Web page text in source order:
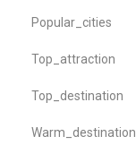
Popular_cities
Top_attraction
Top_destination
Warm_destination